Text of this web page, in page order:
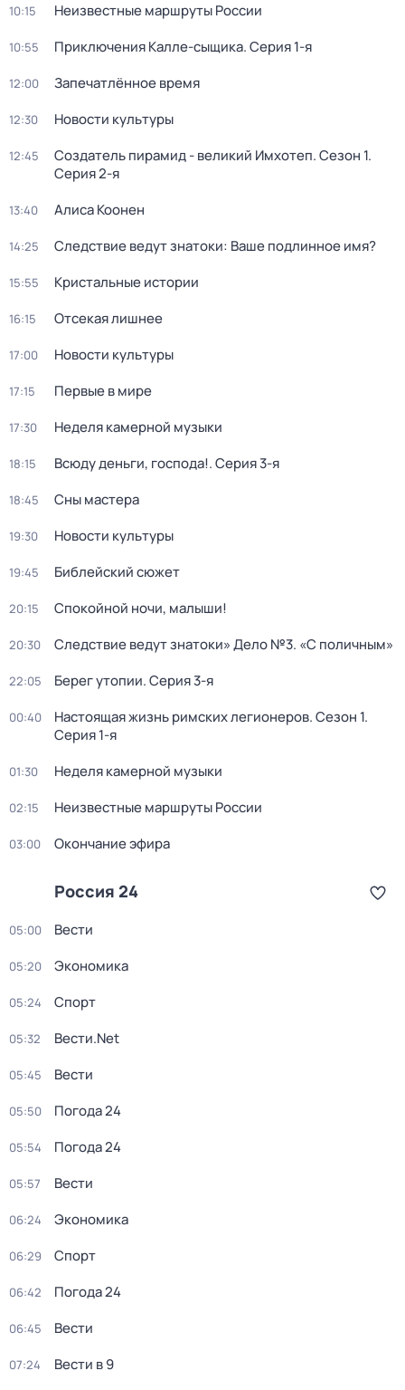
10:15 Неизвестные маршруты России
10:55 Приключения Калле-сыщика. Серия 1-я
12:00 Запечатлённое время
12:30 Новости культуры
12:45 Создатель пирамид - великий Имхотеп. Сезон 1.
Серия 2-я
13:40 Алиса Коонен
14:25 Следствие ведут знатоки: Ваше подлинное имя?
15:55 Кристальные истории
16:15 Отсекая лишнее
17:00 Новости культуры
17:15 Первые в мире
17:30 Неделя камерной музыки
18:15 Всюду деньги, господа!. Серия 3-я
18:45 Сны мастера
19:30 Новости культуры
19:45 Библейский сюжет
20:15 Спокойной ночи, малыши!
20:30 Следствие ведут знатоки» Дело №3. «С поличным»
22:05 Берег утопии. Серия 3-я
00:40 Настоящая жизнь римских легионеров. Сезон 1.
Серия 1-я
01:30 Неделя камерной музыки
02:15 Неизвестные маршруты России
03:00 Окончание эфира
Россия 24
05:00 Вести
05:20 Экономика
05:24 Спорт
05:32 Вести.Net
05:45 Вести
05:50 Погода 24
05:54 Погода 24
05:57 Вести
06:24 Экономика
06:29 Спорт
06:42 Погода 24
06:45 Вести
07:24 Вести в 9